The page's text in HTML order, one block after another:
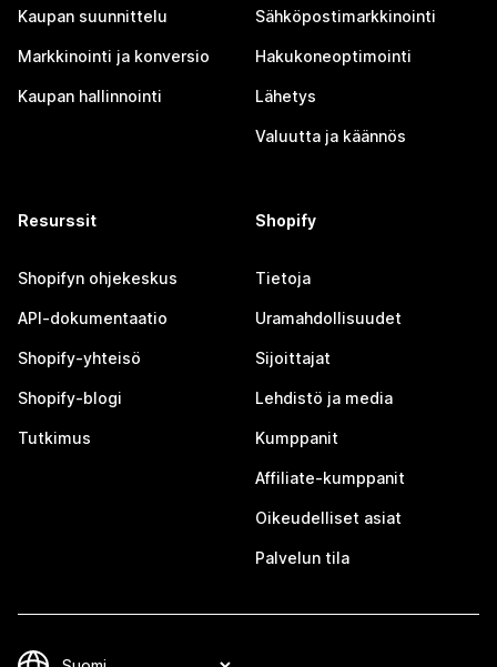
Kaupan suunnittelu
Markkinointi ja konversio
Kaupan hallinnointi
Sähköpostimarkkinointi
Hakukoneoptimointi
Lähetys
Valuutta ja käännös
Resurssit
Shopifyn ohjekeskus
API-dokumentaatio
Shopify-yhteisö
Shopify-blogi
Tutkimus
Shopify
Tietoja
Uramahdollisuudet
Sijoittajat
Lehdistö ja media
Kumppanit
Affiliate-kumppanit
Oikeudelliset asiat
Palvelun tila